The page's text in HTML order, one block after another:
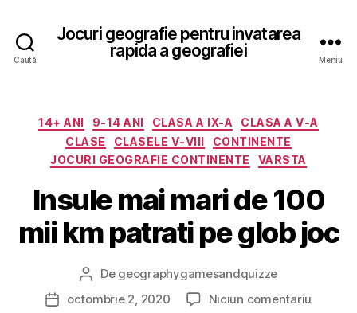
Caută
Jocuri geografie pentru invatarea
rapida a geografiei
Meniu
Categorii
14+ ANI 9-14 ANI CLASA A IX-A
CLASA A V-A
CLASE
CLASELE V-VIII
CONTINENTE
JOCURI GEOGRAFIE CONTINENTE
VARSTA
Insule mai mari de 100
mii km patrati pe glob joc
Autor
articol
De geographygamesandquizze
Datăoctombrie 2, 2020 Niciun comentariu